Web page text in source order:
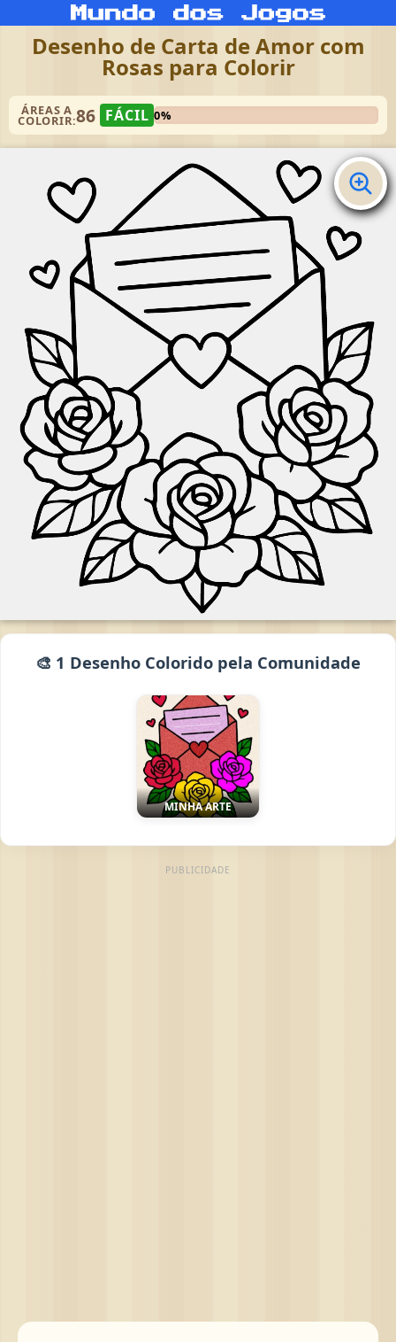
Desenho de Carta de Amor com
Rosas para Colorir
ÁREAS A
COLORIR:86 FÁCIL 0%
🎨 1 Desenho Colorido pela Comunidade
MINHA ARTE
PUBLICIDADE